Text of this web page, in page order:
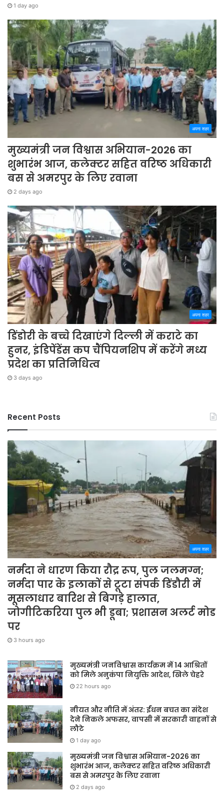
1 day ago
अपना शहर
मुख्यमंत्री जन विश्वास अभियान-2026 का
शुभारंभ आज, कलेक्टर सहित वरिष्ठ अधिकारी
बस से अमरपुर के लिए रवाना
2 days ago
अपना शहर
डिंडोरी के बच्चे दिखाएंगे दिल्ली में कराटे का
हुनर, इंडिपेंडेंस कप चैंपियनशिप में करेंगे मध्य
प्रदेश का प्रतिनिधित्व
3 days ago
Recent Posts
अपना शहर
नर्मदा ने धारण किया रौद्र रूप, पुल जलमग्न;
नर्मदा पार के इलाकों से टूटा संपर्क डिंडौरी में
मूसलाधार बारिश से बिगड़े हालात,
जोगीटिकरिया पुल भी डूबा; प्रशासन अलर्ट मोड
पर
3 hours ago
मुख्यमंत्री जनविश्वास कार्यक्रम में 14 आश्रितों
को मिले अनुकंपा नियुक्ति आदेश, खिले चेहरे
22 hours ago
नीयत और नीति में अंतर: ईंधन बचत का संदेश
देने निकले अफसर, वापसी में सरकारी वाहनों से
लौटे
1 day ago
मुख्यमंत्री जन विश्वास अभियान-2026 का
शुभारंभ आज, कलेक्टर सहित वरिष्ठ अधिकारी
बस से अमरपुर के लिए रवाना
2 days ago